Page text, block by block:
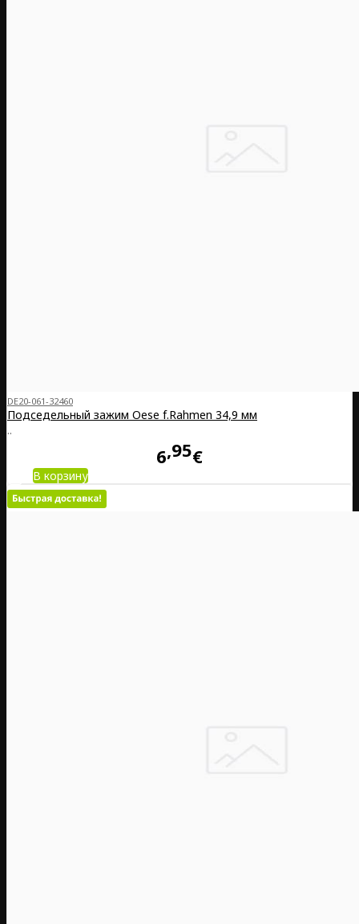
DE20-061-32460
Подседельный зажим Oese f.Rahmen 34,9 мм
..
6 95€
В корзину